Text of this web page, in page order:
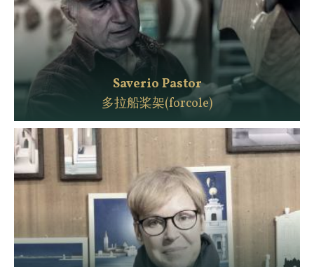
Saverio Pastor
多拉船桨架(forcole)